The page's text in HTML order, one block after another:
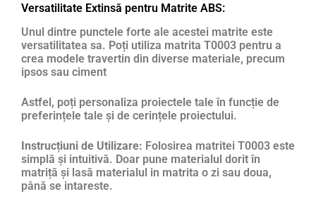
Versatilitate Extinsă pentru Matrite ABS:
Unul dintre punctele forte ale acestei matrite este
versatilitatea sa. Poți utiliza matrita T0003 pentru a
crea modele travertin din diverse materiale, precum
ipsos sau ciment
Astfel, poți personaliza proiectele tale în funcție de
preferințele tale și de cerințele proiectului.
Instrucțiuni de Utilizare: Folosirea matritei T0003 este
simplă și intuitivă. Doar pune materialul dorit în
matriță și lasă materialul in matrita o zi sau doua,
până se intareste.